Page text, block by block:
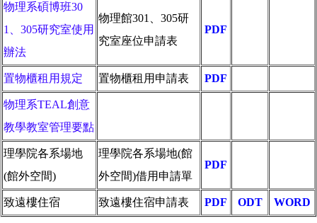
物理系碩博班30
1、305研究室使用
辦法
物理館301、305研
究室座位申請表
PDF
置物櫃租用規定 置物櫃租用申請表 PDF
物理系TEAL創意
教學教室管理要點
理學院各系場地
(館外空間)
理學院各系場地(館
外空間)借用申請單
PDF
致遠樓住宿 致遠樓住宿申請表 PDF ODT WORD